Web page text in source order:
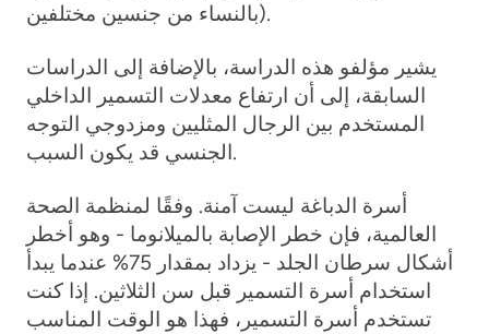
بالنساء من جنسين مختلفين).
يشير مؤلفو هذه الدراسة، بالإضافة إلى الدراسات
السابقة، إلى أن ارتفاع معدلات التسمير الداخلي
المستخدم بين الرجال المثليين ومزدوجي التوجه
الجنسي قد يكون السبب.
أسرة الدباغة ليست آمنة. وفقًا لمنظمة الصحة
العالمية، فإن خطر الإصابة بالميلانوما - وهو أخطر
أشكال سرطان الجلد - يزداد بمقدار 75% عندما يبدأ
استخدام أسرة التسمير قبل سن الثلاثين. إذا كنت
تستخدم أسرة التسمير، فهذا هو الوقت المناسب